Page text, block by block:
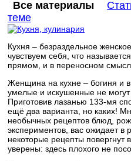
Все материалы
теме
Кухня – безраздельное
чувствуем себя, что
прямом, и в переносном
Женщина на кухне – богиня и
умелые и искушенные не могут
Приготовив лазанью 133-мя
ещё два варианта, но каких!
необычных рецептов блюд,
экспериментов, вас ожидает в
некоторые рецепты повергнут
уверены: здесь плохого не